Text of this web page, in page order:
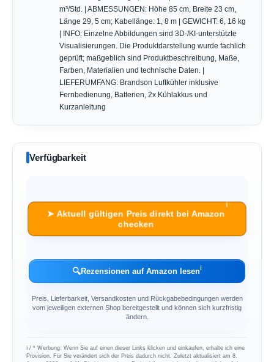
m³/Std. | ABMESSUNGEN: Höhe 85 cm, Breite 23 cm,
Länge 29, 5 cm; Kabellänge: 1, 8 m | GEWICHT: 6, 16 kg
| INFO: Einzelne Abbildungen sind 3D-/KI-unterstützte
Visualisierungen. Die Produktdarstellung wurde fachlich
geprüft; maßgeblich sind Produktbeschreibung, Maße,
Farben, Materialien und technische Daten. |
LIEFERUMFANG: Brandson Luftkühler inklusive
Fernbedienung, Batterien, 2x Kühlakkus und
Kurzanleitung
Verfügbarkeit
➤ Aktuell gültigen Preis direkt bei Amazon
checken
ℹ︎
🔍Rezensionen auf Amazon lesenℹ︎
Preis, Lieferbarkeit, Versandkosten und Rückgabebedingungen werden
vom jeweiligen externen Shop bereitgestellt und können sich kurzfristig
ändern.
ℹ︎ / * Werbung: Wenn Sie auf einen dieser Links klicken und einkaufen, erhalte ich eine
Provision. Für Sie verändert sich der Preis dadurch nicht. Zuletzt aktualisiert am 8.